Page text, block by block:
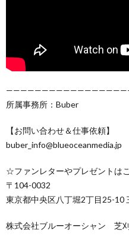
所属事務所：Buber
【お問い合わせ＆仕事依頼】
buber_info@blueoceanmedia.jp
☆ファンレターやプレゼントは
〒104-0032
東京都中央区八丁堀2丁目25-10
株式会社ブルーオーシャン 芝